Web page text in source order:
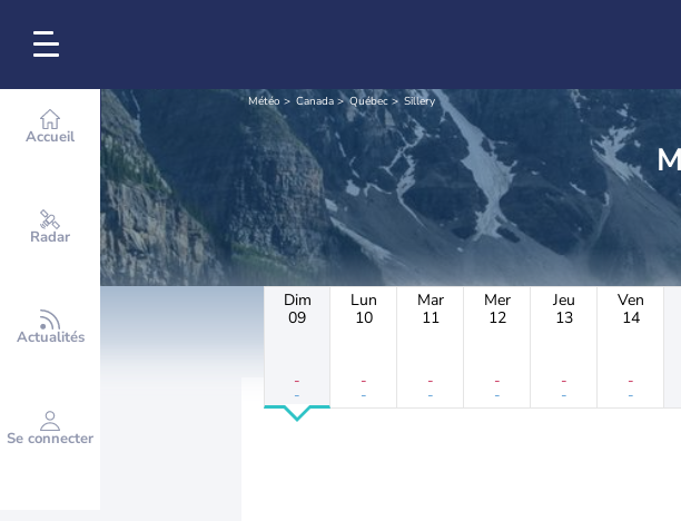
Accueil
Radar
Actualités
Se connecter
Météo Canada Québec Sillery
Dim
09
-
-
Lun
10
-
-
Mar
11
-
-
Mer
12
-
-
Jeu
13
-
-
Ven
14
-
-